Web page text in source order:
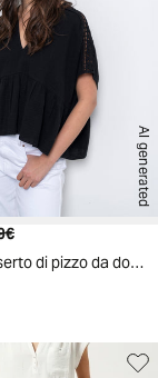
AI generated
attuale
Prezzo originale
Top con inserto di pizzo da donna - Nero